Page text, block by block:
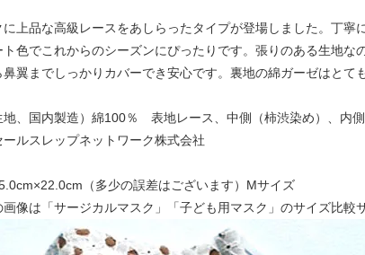
に上品な高級レースをあしらったタイプが登場しました。丁
色でこれからのシーズンにぴったりです。張りのある生地
翼までしっかりカバーでき安心です。裏地の綿ガーゼはとて
地、国内製造）綿100％ 表地レース、中側（柿渋染め）、内
ルスレップネットワーク株式会社
（多少の誤差はございます）Mサイズ
像は「サージカルマスク」「子ども用マスク」のサイズ比較